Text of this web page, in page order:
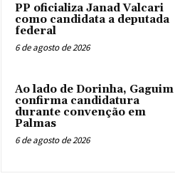
PP oficializa Janad Valcari
como candidata a deputada
federal
6 de agosto de 2026
Ao lado de Dorinha, Gaguim
confirma candidatura
durante convenção em
Palmas
6 de agosto de 2026